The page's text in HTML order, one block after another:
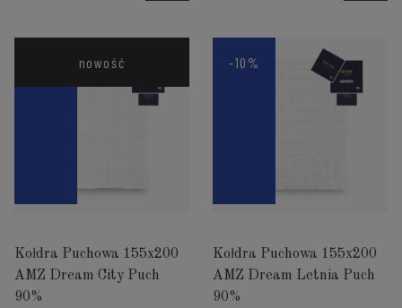
nowość
Kołdra Puchowa 155x200
AMZ Dream City Puch
90%
-10%
Kołdra Puchowa 155x200
AMZ Dream Letnia Puch
90%